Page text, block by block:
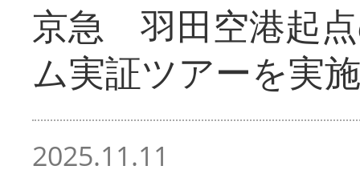
京急 羽田空港起
ム実証ツアーを実施
2025.11.11